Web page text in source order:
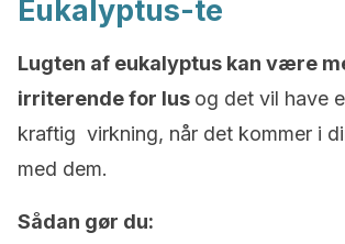
Eukalyptus-te
Lugten af eukalyptus kan være
irriterende for lus og det vil have
kraftig virkning, når det kommer i
med dem.
Sådan gør du: